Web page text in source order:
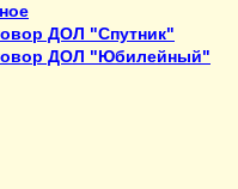
ДОЛ "Спутник"
ДОЛ "Юбилейный"